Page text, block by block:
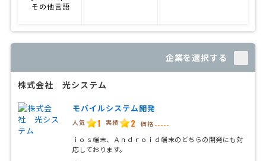
その他言語
企業を選択する
株式会社 光システム
モバイルシステム開発
人気 1 実績 2 価格 -----
ｉｏｓ端末、Ａｎｄｒｏｉｄ端末のどちらの開発にも対
応しております。